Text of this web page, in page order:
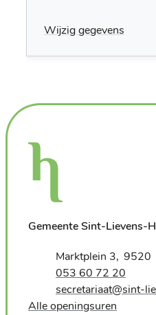
Wijzig gegevens
Gemeente Sint-Lievens-
AdresMarktplein 3 ,9520
053 60 72 20
E-mailsecretariaat@sint-
Alle openingsuren